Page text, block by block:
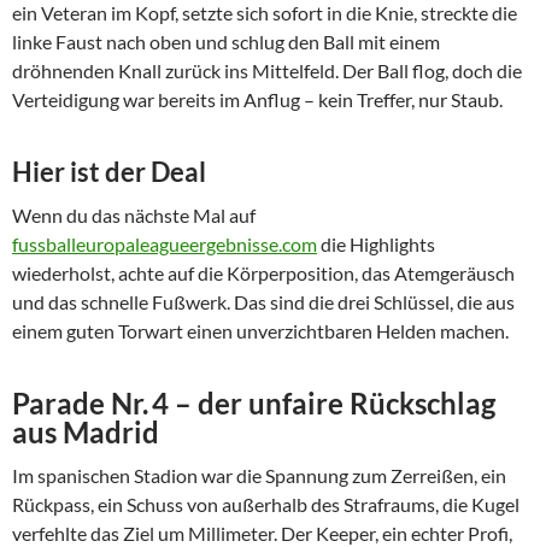
ein Veteran im Kopf, setzte sich sofort in die Knie, streckte die
linke Faust nach oben und schlug den Ball mit einem
dröhnenden Knall zurück ins Mittelfeld. Der Ball flog, doch die
Verteidigung war bereits im Anflug – kein Treffer, nur Staub.
Hier ist der Deal
Wenn du das nächste Mal auf
fussballeuropaleagueergebnisse.comdie Highlights
wiederholst, achte auf die Körperposition, das Atemgeräusch
und das schnelle Fußwerk. Das sind die drei Schlüssel, die aus
einem guten Torwart einen unverzichtbaren Helden machen.
Parade Nr. 4 – der unfaire Rückschlag
aus Madrid
Im spanischen Stadion war die Spannung zum Zerreißen, ein
Rückpass, ein Schuss von außerhalb des Strafraums, die Kugel
verfehlte das Ziel um Millimeter. Der Keeper, ein echter Profi,